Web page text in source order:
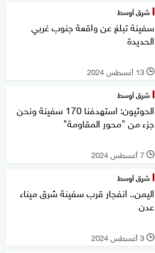
شرق أوسط
سفينة تبلغ عن واقعة جنوب غربي
الحديدة
l 13 أغسطس 2024
شرق أوسط
الحوثيون: استهدفنا 170 سفينة ونحن
جزء من "محور المقاومة"
l 7 أغسطس 2024
شرق أوسط
اليمن.. انفجار قرب سفينة شرق ميناء
عدن
l 3 أغسطس 2024